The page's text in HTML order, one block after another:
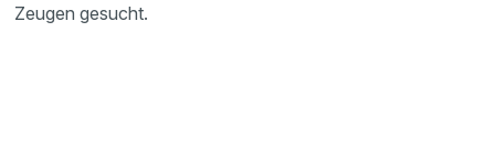
Zeugen gesucht.